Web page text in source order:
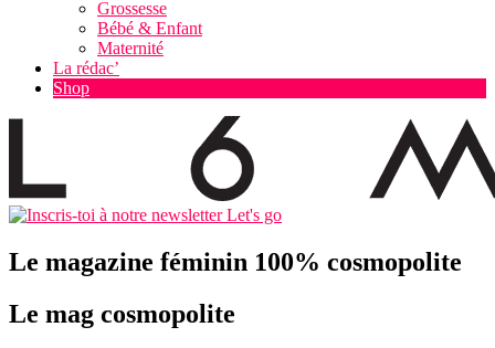
Grossesse
Bébé & Enfant
Maternité
La rédac’
Shop
Let's go
Le magazine féminin 100% cosmopolite
Le mag cosmopolite